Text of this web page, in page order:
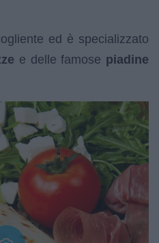
ed è specializzato
e delle famose piadine